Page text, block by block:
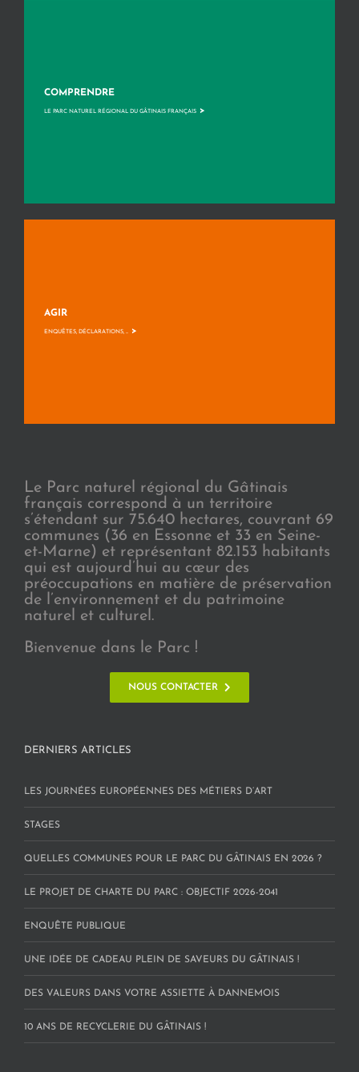
COMPRENDRE
LE PARC NATUREL RÉGIONAL DU GÂTINAIS FRANÇAIS >
AGIR
ENQUÊTES, DÉCLARATIONS, ... >
Le Parc naturel régional du Gâtinais
français correspond à un territoire
s’étendant sur 75.640 hectares, couvrant 69
communes (36 en Essonne et 33 en Seine-
et-Marne) et représentant 82.153 habitants
qui est aujourd’hui au cœur des
préoccupations en matière de préservation
de l’environnement et du patrimoine
naturel et culturel.
Bienvenue dans le Parc !
NOUS CONTACTER
DERNIERS ARTICLES
LES JOURNÉES EUROPÉENNES DES MÉTIERS D’ART
STAGES
QUELLES COMMUNES POUR LE PARC DU GÂTINAIS EN 2026 ?
LE PROJET DE CHARTE DU PARC : OBJECTIF 2026-2041
ENQUÊTE PUBLIQUE
UNE IDÉE DE CADEAU PLEIN DE SAVEURS DU GÂTINAIS !
DES VALEURS DANS VOTRE ASSIETTE À DANNEMOIS
10 ANS DE RECYCLERIE DU GÂTINAIS !